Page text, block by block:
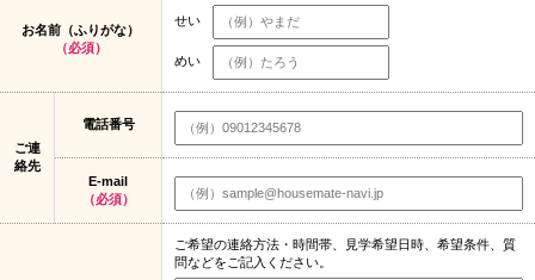
お名前（ふりがな）
（必須）
せい
めい
ご連
絡先
電話番号
E-mail
（必須）
ご希望の連絡方法・時間帯、見学希望日時、希望条件、質
問などをご記入ください。